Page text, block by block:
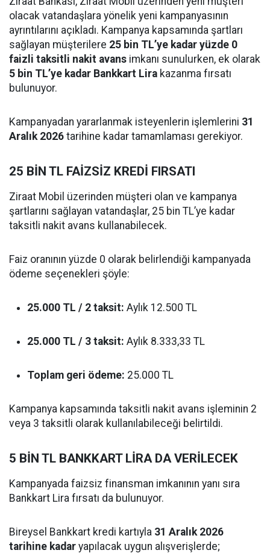
olacak vatandaşlara yönelik yeni kampanyasının
ayrıntılarını açıkladı. Kampanya kapsamında şartları
sağlayan müşterilere 25 bin TL’ye kadar yüzde 0
faizli taksitli nakit avans imkanı sunulurken, ek olarak
5 bin TL’ye kadar Bankkart Lira kazanma fırsatı
bulunuyor.
Kampanyadan yararlanmak isteyenlerin işlemlerini 31
Aralık 2026 tarihine kadar tamamlaması gerekiyor.
25 BİN TL FAİZSİZ KREDİ FIRSATI
Ziraat Mobil üzerinden müşteri olan ve kampanya
şartlarını sağlayan vatandaşlar, 25 bin TL’ye kadar
taksitli nakit avans kullanabilecek.
Faiz oranının yüzde 0 olarak belirlendiği kampanyada
ödeme seçenekleri şöyle:
25.000 TL / 2 taksit: Aylık 12.500 TL
25.000 TL / 3 taksit: Aylık 8.333,33 TL
Toplam geri ödeme: 25.000 TL
Kampanya kapsamında taksitli nakit avans işleminin 2
veya 3 taksitli olarak kullanılabileceği belirtildi.
5 BİN TL BANKKART LİRA DA VERİLECEK
Kampanyada faizsiz finansman imkanının yanı sıra
Bankkart Lira fırsatı da bulunuyor.
Bireysel Bankkart kredi kartıyla 31 Aralık 2026
tarihine kadar yapılacak uygun alışverişlerde;